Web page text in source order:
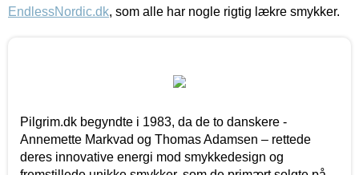
EndlessNordic.dk, som alle har nogle rigtig lækre smykker.
Pilgrim.dk begyndte i 1983, da de to danskere -
Annemette Markvad og Thomas Adamsen – rettede
deres innovative energi mod smykkedesign og